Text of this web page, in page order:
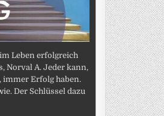
Leben erfolgreich
Norval A. Jeder kann,
immer Erfolg haben.
Der Schlüssel dazu